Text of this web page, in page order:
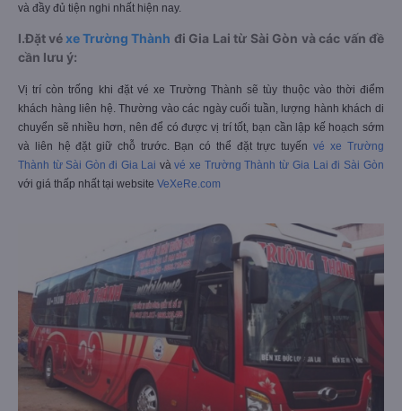
và đầy đủ tiện nghi nhất hiện nay.
I.Đặt vé xe Trường Thành đi Gia Lai từ Sài Gòn và các vấn đề
cần lưu ý:
Vị trí còn trống khi đặt vé xe Trường Thành sẽ tùy thuộc vào thời điểm
khách hàng liên hệ. Thường vào các ngày cuối tuần, lượng hành khách di
chuyển sẽ nhiều hơn, nên để có được vị trí tốt, bạn cần lập kế hoạch sớm
và liên hệ đặt giữ chỗ trước. Bạn có thể đặt trực tuyến vé xe Trường
Thành từ Sài Gòn đi Gia Lai và vé xe Trường Thành từ Gia Lai đi Sài Gòn
với giá thấp nhất tại website VeXeRe.com